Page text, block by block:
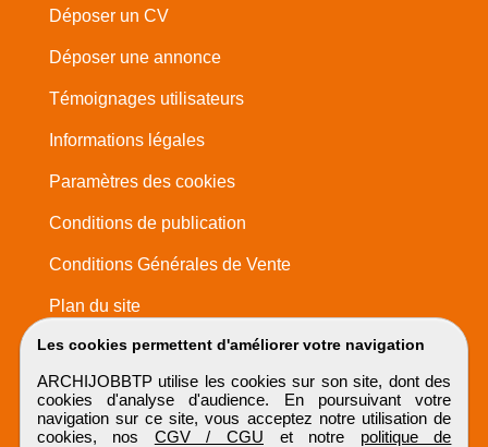
Les cookies permettent d'améliorer votre navigation
ARCHIJOBBTP utilise les cookies sur son site, dont des
cookies d'analyse d'audience. En poursuivant votre
navigation sur ce site, vous acceptez notre utilisation de
cookies, nos CGV / CGU et notre politique de
Déposer un CV
Déposer une annonce
Témoignages utilisateurs
Informations légales
Paramètres des cookies
Conditions de publication
Conditions Générales de Vente
Plan du site